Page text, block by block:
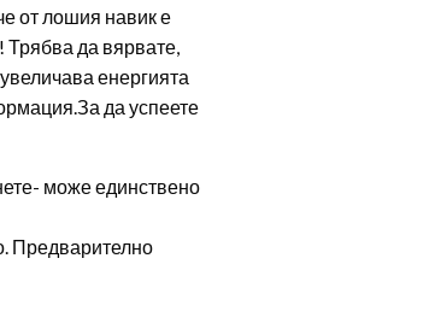
от лошия навик е
Трябва да вярвате,
енергията
да успеете
може единствено
Предварително